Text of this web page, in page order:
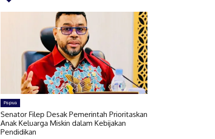
Papua
Senator Filep Desak Pemerintah Prioritaskan
Anak Keluarga Miskin dalam Kebijakan
Pendidikan